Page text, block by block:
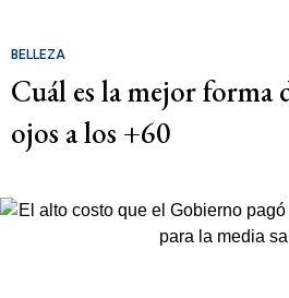
BELLEZA
Cuál es la mejor forma
ojos a los +60